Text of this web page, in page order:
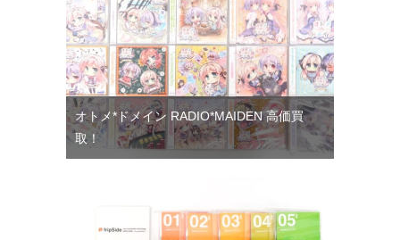
オトメ*ドメイン RADIO*MAIDEN 高価買
取！